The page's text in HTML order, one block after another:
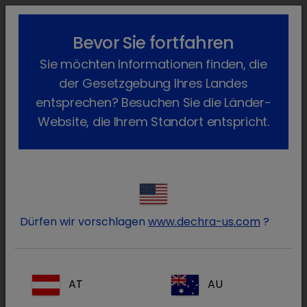
lock_outline search menu
Verschreibungspflichtig
Verschreibungspflichtig
(23 Produkte)
Alle
Verschreibungspflichtig
Artikelklasse / Verschreibungspflichtig
Bevor Sie fortfahren
Sie möchten Informationen finden, die
der Gesetzgebung Ihres Landes
entsprechen? Besuchen Sie die Länder-
Website, die Ihrem Standort entspricht.
Dürfen wir vorschlagenwww.dechra-us.com ?
AT AU